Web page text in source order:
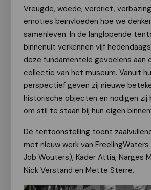
Vreugde, woede, verdriet,
emoties beïnvloeden hoe we
samenleven. In de langlopende
binnenuit verkennen vijf
deze fundamentele gevoelens aan
collectie van het museum. Vanuit
perspectief geven zij nieuwe
historische objecten en nodigen zij
om stil te staan bij hun eigen
De tentoonstelling toont
met nieuw werk van FreelingWaters
Job Wouters), Kader Attia, Narges
Nick Verstand en Mette Sterre.